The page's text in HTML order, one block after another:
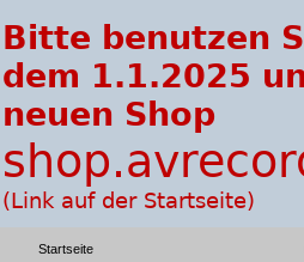
Startseite